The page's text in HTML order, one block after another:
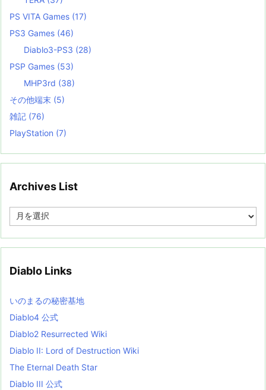
PS VITA Games (17)
PS3 Games (46)
Diablo3-PS3 (28)
PSP Games (53)
MHP3rd (38)
その他端末 (5)
雑記 (76)
PlayStation (7)
Archives List
e
i
s
t
Diablo Links
いのまるの秘密基地
Diablo4 公式
Diablo2 Resurrected Wiki
Diablo II: Lord of Destruction Wiki
The Eternal Death Star
Diablo III 公式